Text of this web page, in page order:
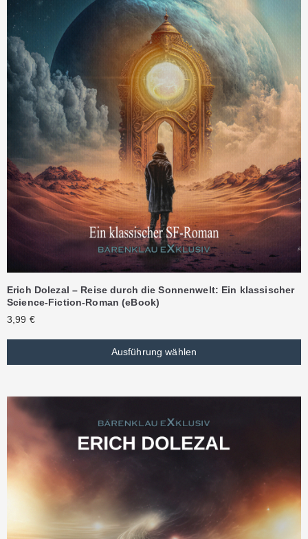
Erich Dolezal – Reise durch die Sonnenwelt: Ein klassischer
Science-Fiction-Roman (eBook)
3,99 €
Ausführung wählen